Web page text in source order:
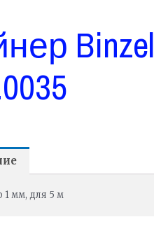
Binzel
1 мм, для 5 м